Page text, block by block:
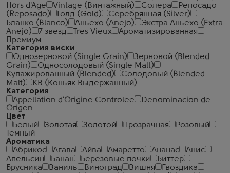
Hors d'Age
Vintage (Винтажный) Солера
Репосадо
(Reposado)
Голд (Gold)
Серебрянная (Silver)
Бланко (Blanco)
Аньехо (Anejo)
Экстра Аньехо (Extra
Anejo)
7 звезд Tres Vieux
Ароматизированная
Премиум
Категория виски
Однозерновой (Single Grain)
Зерновой (Blended
Grain)
Односолодовый (Single Malt)
Купажированный (Blended)
Солодовый (Blended
Malt)
КВ (Коньяк Выдержанный)
Категория
Appellation d'Origine Controlee
Denominacion de
Origen
Цвет
Белый
Золотая Золотой Прозрачная
Розовый
Темный
Ароматика
Абрикос
Агава Айва Амаретто Ананас
Анис
Апельсин
Банан Березовые почки
Биттер
Брусника
Ваниль Виноград Вишня
Гвоздика